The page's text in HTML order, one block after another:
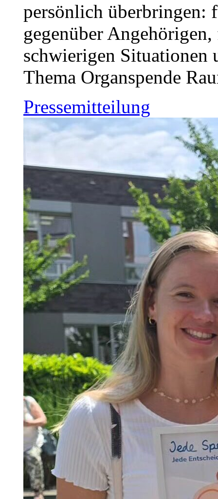
persönlich überbringen:
gegenüber
schwierigen Situationen
Thema Organspende
Pressemitteilung